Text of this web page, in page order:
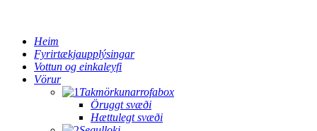
Heim
Fyrirtækjaupplýsingar
Vottun og einkaleyfi
Vörur
Takmörkunarrofabox
Öruggt svæði
Hættulegt svæði